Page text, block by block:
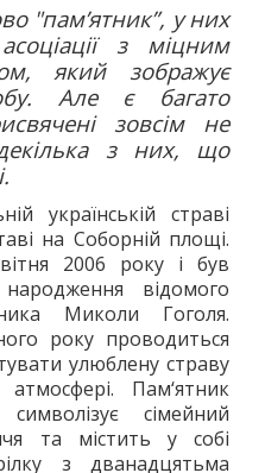
"пам’ятник”, у них
з міцним
який зображує
Але є багато
зовсім не
з них, що
українській страві
на Соборній площі.
2006 року і був
відомого
Миколи Гоголя.
року проводиться
улюблену страву
Пам‘ятник
сімейний
та містить у собі
з дванадцятьма